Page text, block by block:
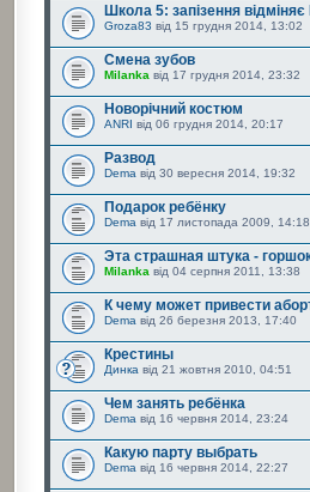
Школа 5: запізення відміняє
Groza83 від 15 грудня 2014, 13:02
Смена зубов
Milanka від 17 грудня 2014, 23:32
Новорічний костюм
ANRI від 06 грудня 2014, 20:17
Развод
Dema від 30 вересня 2014, 19:32
Подарок ребёнку
Dema від 17 листопада 2009, 14:18
Эта страшная штука -
Milanka від 04 серпня 2011, 13:38
К чему может привести
Dema від 26 березня 2013, 17:40
Крестины
Динка від 21 жовтня 2010, 04:51
Чем занять ребёнка
Dema від 16 червня 2014, 23:24
Какую парту выбрать
Dema від 16 червня 2014, 22:27